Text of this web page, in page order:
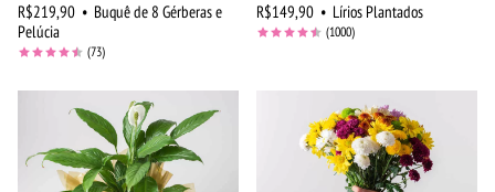
R$219,90 • Buquê de 8 Gérberas e
Pelúcia
(73)
R$149,90 • Lírios Plantados
(1000)